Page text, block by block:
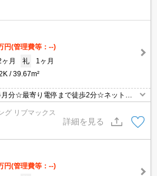
円(管理費等：--)
ヶ月 礼
1ヶ月
39.67m²
分☆最寄り電停まで徒歩2分☆ネット無
えられます☆2口システムキッチンや温
ろってます☆近隣にスーパー・コンビニ
彡
グ リブマックス
詳細を見る
円(管理費等：--)